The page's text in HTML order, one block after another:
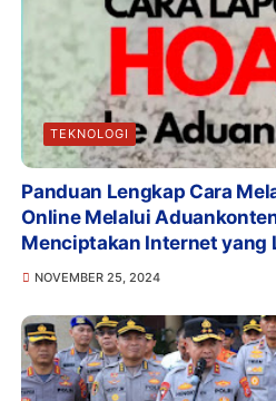
TEKNOLOGI
Panduan Lengkap Cara
Online Melalui
Menciptakan Internet yang
NOVEMBER 25, 2024